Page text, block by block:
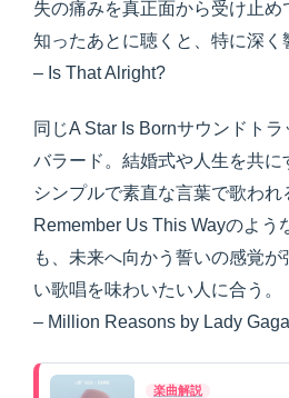
失の痛みを真正面から受け止
知ったあとに聴くと、特に深く
– Is That Alright?
同じA Star Is Bornサウンドト
バラード。結婚式や人生を共に
シンプルで素直な言葉で歌われ
Remember Us This Wayのよう
も、未来へ向かう誓いの感覚
い歌唱を味わいたい人に合う。
– Million Reasons by Lady Gaga
楽曲解説